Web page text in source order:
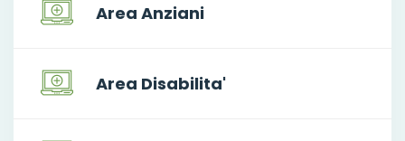
Area Anziani
Area Disabilita'